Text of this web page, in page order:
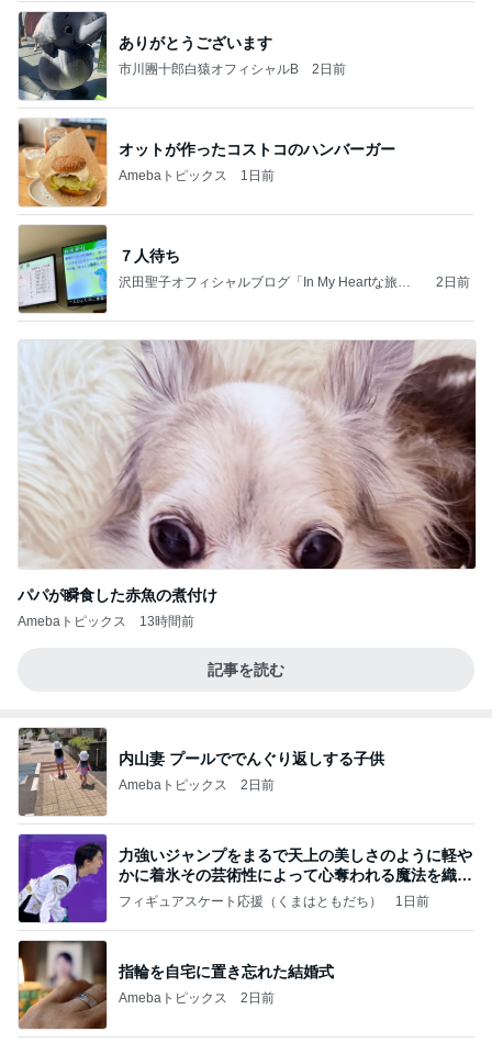
ありがとうございます
市川團十郎白猿オフィシャルB 2日前
オットが作ったコストコのハンバーガー
Amebaトピックス 1日前
７人待ち
沢田聖子オフィシャルブログ「In My Heartな旅日
2日前
パパが瞬食した赤魚の煮付け
Amebaトピックス 13時間前
記事を読む
内山妻 プールででんぐり返しする子供
Amebaトピックス 2日前
力強いジャンプをまるで天上の美しさのように軽や
かに着氷その芸術性によって心奪われる魔法を織り
なす
フィギュアスケート応援（くまはともだち） 1日前
指輪を自宅に置き忘れた結婚式
Amebaトピックス 2日前